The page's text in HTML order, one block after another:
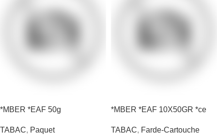
*MBER *EAF 50g
TABAC, Paquet
*MBER *EAF 10X50GR *ce
TABAC, Farde-Cartouche